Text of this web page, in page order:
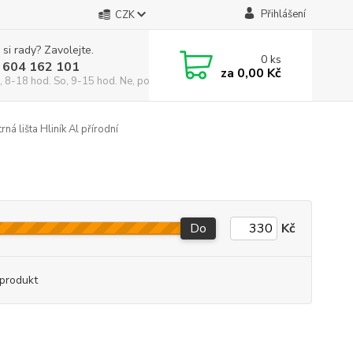
CZK Přihlášení
rady? Zavolejte.
162 101
8-18 hod. So, 9-15 hod. Ne, po domluvě)
0ks
za 0,00 Kč
lišta Hliník Al přírodní
Do Kč